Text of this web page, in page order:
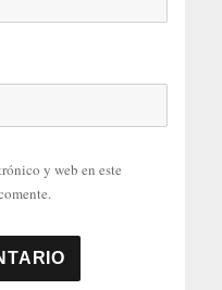
y web en este